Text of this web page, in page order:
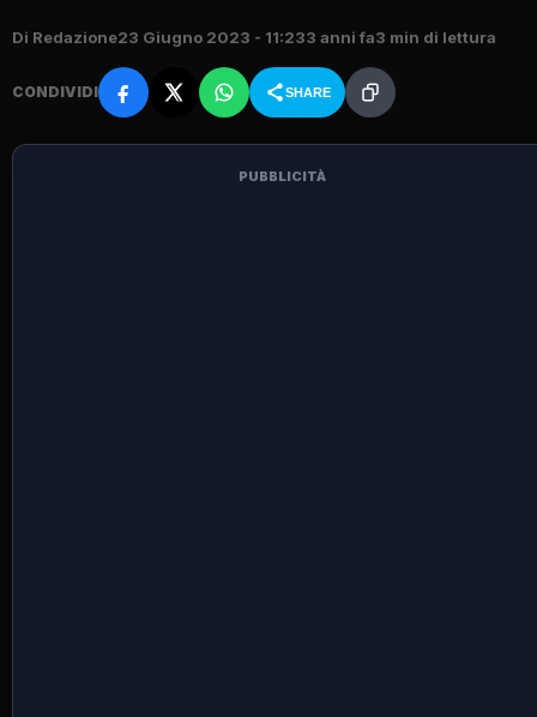
Di Redazione23 Giugno 2023 - 11:233 anni fa3 min di lettura
CONDIVIDI SHARE
PUBBLICITÀ